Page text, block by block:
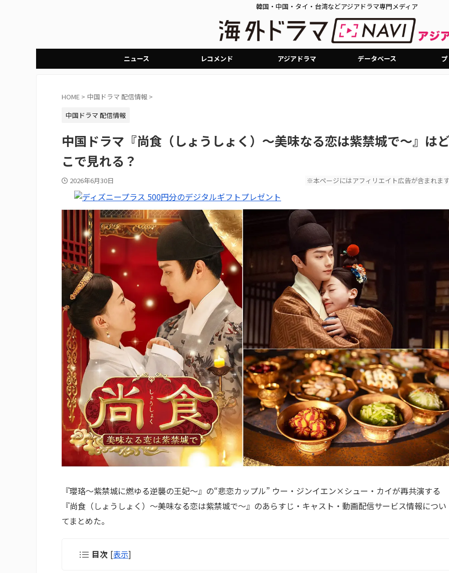
韓国・中国・タイ・台湾などアジアドラマ専門メディア
ニュース レコメンド アジアドラマ データベース
HOME > 中国ドラマ 配信情報 >
中国ドラマ 配信情報
中国ドラマ『尚食（しょうしょく）～美味なる恋は紫禁城で～』は
こで見れる？
2026年6月30日 ※本ページにはアフィリエイト広告が含まれま
『瓔珞～紫禁城に燃ゆる逆襲の王妃～』の“悲恋カップル” ウー・ジンイエン×シュー・カイが再共演する
『尚食（しょうしょく）～美味なる恋は紫禁城で～』のあらすじ・キャスト・動画配信サービス情報につい
てまとめた。
目次 [表示]